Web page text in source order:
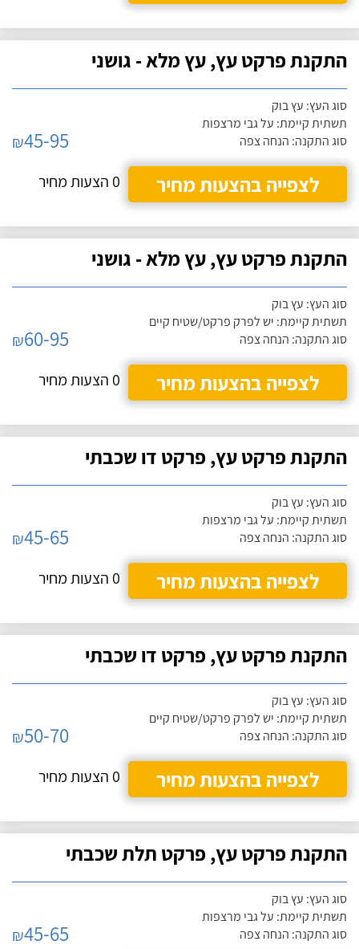
התקנת פרקט עץ, עץ מלא - גושני
סוג העץ: עץ בוק
תשתית קיימת: על גבי מרצפות
סוג התקנה: הנחה צפה
₪45-95
לצפייה בהצעות מחיר
0 הצעות מחיר
התקנת פרקט עץ, עץ מלא - גושני
סוג העץ: עץ בוק
תשתית קיימת: יש לפרק פרקט/שטיח קיים
סוג התקנה: הנחה צפה
₪60-95
לצפייה בהצעות מחיר
0 הצעות מחיר
התקנת פרקט עץ, פרקט דו שכבתי
סוג העץ: עץ בוק
תשתית קיימת: על גבי מרצפות
סוג התקנה: הנחה צפה
₪45-65
לצפייה בהצעות מחיר
0 הצעות מחיר
התקנת פרקט עץ, פרקט דו שכבתי
סוג העץ: עץ בוק
תשתית קיימת: יש לפרק פרקט/שטיח קיים
סוג התקנה: הנחה צפה
₪50-70
לצפייה בהצעות מחיר
0 הצעות מחיר
התקנת פרקט עץ, פרקט תלת שכבתי
סוג העץ: עץ בוק
תשתית קיימת: על גבי מרצפות
סוג התקנה: הנחה צפה
₪45-65